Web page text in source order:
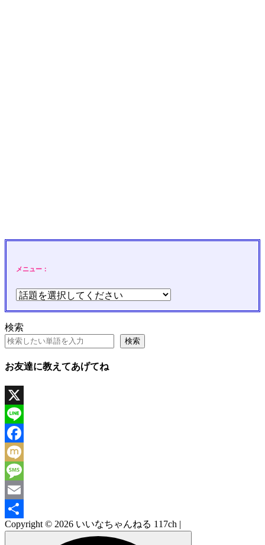
メニュー：
検索
検索
お友達に教えてあげてね
X
Line
Facebook
Mixi
Message
Email
共
Copyright © 2026 いいなちゃんねる 117ch |